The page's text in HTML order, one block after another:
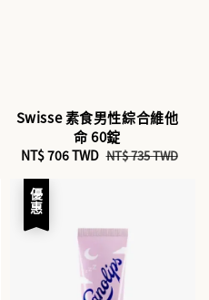
Swisse 素食男性綜合維他
命 60錠
Sale
price
NT$ 706 TWD Regular
NT$ 735 TWD
優惠